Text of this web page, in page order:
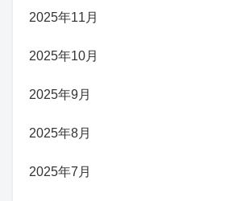
2025年11月
2025年10月
2025年9月
2025年8月
2025年7月